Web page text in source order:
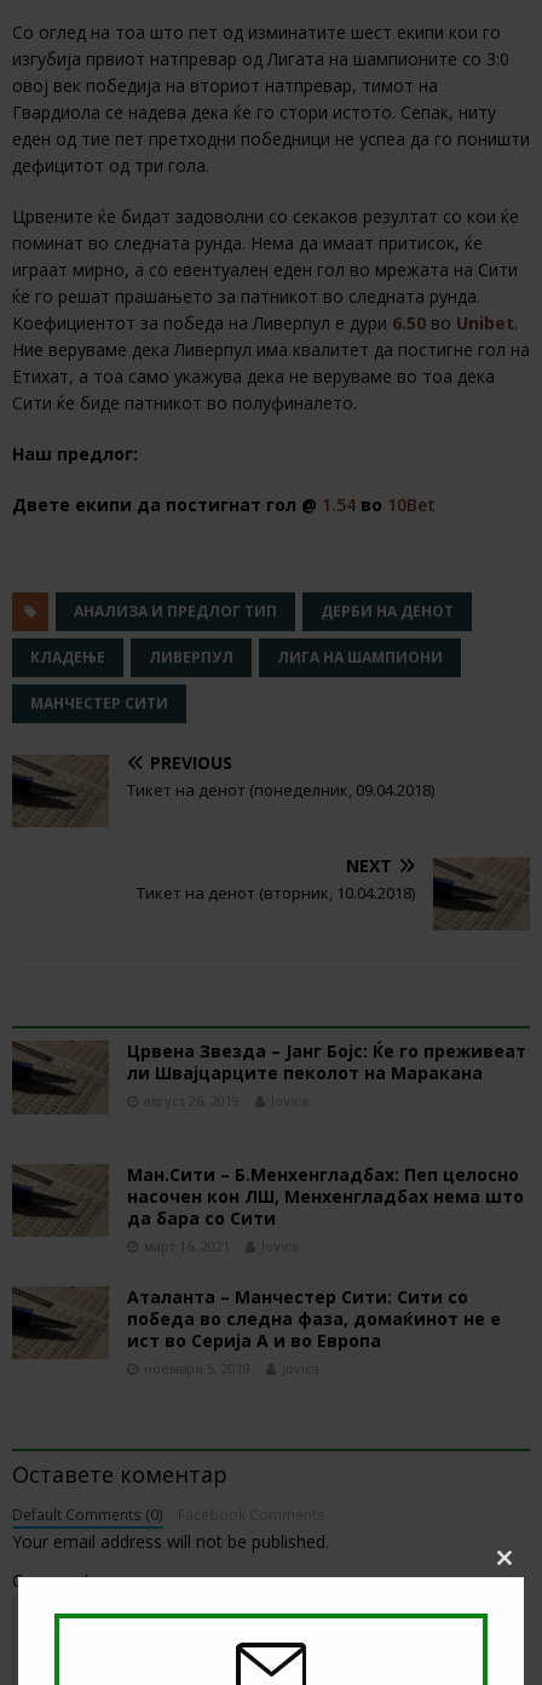
Со оглед на тоа што пет од изминатите шест екипи кои го
изгубија првиот натпревар од Лигата на шампионите со 3:0
овој век победија на вториот натпревар, тимот на
Гвардиола се надева дека ќе го стори истото. Сепак, ниту
еден од тие пет претходни победници не успеа да го поништи
дефицитот од три гола.
Црвените ќе бидат задоволни со секаков резултат со кои ќе
поминат во следната рунда. Нема да имаат притисок, ќе
играат мирно, а со евентуален еден гол во мрежата на Сити
ќе го решат прашањето за патникот во следната рунда.
Коефициентот за победа на Ливерпул е дури 6.50 во Unibet.
Ние веруваме дека Ливерпул има квалитет да постигне гол на
Етихат, а тоа само укажува дека не веруваме во тоа дека
Сити ќе биде патникот во полуфиналето.
Наш предлог:
Двете екипи да постигнат гол @ 1.54 во 10Bet
АНАЛИЗА И ПРЕДЛОГ ТИП ДЕРБИ НА ДЕНОТ
КЛАДЕЊЕ ЛИВЕРПУЛ ЛИГА НА ШАМПИОНИ
МАНЧЕСТЕР СИТИ
PREVIOUS
Тикет на денот (понеделник, 09.04.2018)
NEXT
Тикет на денот (вторник, 10.04.2018)
Црвена Звезда – Јанг Бојс: Ќе го преживеат
ли Швајцарците пеколот на Маракана
август 26, 2019 Jovica
Ман.Сити – Б.Менхенгладбах: Пеп целосно
насочен кон ЛШ, Менхенгладбах нема што
да бара со Сити
март 16, 2021 Jovica
Аталанта – Манчестер Сити: Сити со
победа во следна фаза, домаќинот не е
ист во Серија А и во Европа
ноември 5, 2019 Jovica
Оставете коментар
Default Comments (0)
Your email address will not be published.
Comment
Close